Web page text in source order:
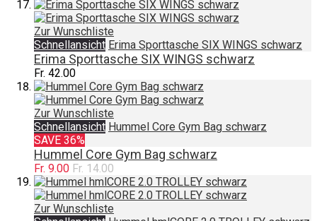
Zur Wunschliste
Schnellansicht Erima Sporttasche SIX WINGS schwarz
Erima Sporttasche SIX WINGS schwarz
Fr. 42.00
Zur Wunschliste
Schnellansicht Hummel Core Gym Bag schwarz
SAVE 36%
Hummel Core Gym Bag schwarz
Fr. 9.00 Fr. 14.00
Zur Wunschliste